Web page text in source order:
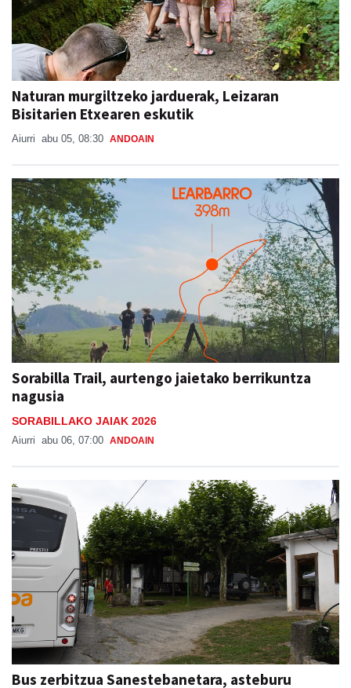
Naturan murgiltzeko jarduerak, Leizaran
Bisitarien Etxearen eskutik
Aiurri abu 05, 08:30 ANDOAIN
Sorabilla Trail, aurtengo jaietako berrikuntza
nagusia
SORABILLAKO JAIAK 2026
Aiurri abu 06, 07:00 ANDOAIN
Bus zerbitzua Sanestebanetara, asteburu